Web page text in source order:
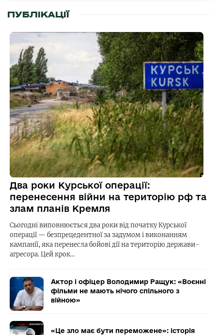
ПУБЛІКАЦІЇ
Два роки Курської операції:
перенесення війни на територію рф та
злам планів Кремля
Сьогодні виповнюється два роки від початку Курської
операції — безпрецедентної за задумом і виконанням
кампанії, яка перенесла бойові дії на територію держави-
агресора. Цей крок…
Актор і офіцер Володимир Ращук: «Воєнні
фільми не мають нічого спільного з
війною»
«Це зло має бути переможене»: історія